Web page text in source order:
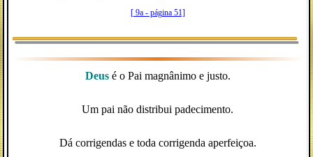
[ 9a - página 51]
Deusé o Pai magnânimo e justo.
Um pai não distribui padecimento.
Dá corrigendas e toda corrigenda aperfeiçoa.